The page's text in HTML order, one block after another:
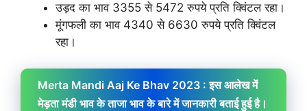
उड़द का भाव 3355 से 5472 रुपये प्रति क्विंटल रहा।
मूंगफली का भाव 4340 से 6630 रुपये प्रति क्विंटल
रहा।
Merta Mandi Aaj Ke Bhav 2023 : इस आलेख में
मेड़ता मंडी भाव के ताजा भाव के बारे में जानकारी बताई हुई है।